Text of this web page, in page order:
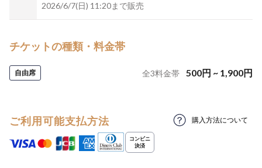
2026/6/7(日) 11:20まで販売
チケットの種類・料金帯
自由席 全3料金帯 500円 ~ 1,900円
ご利用可能支払方法 購入方法について